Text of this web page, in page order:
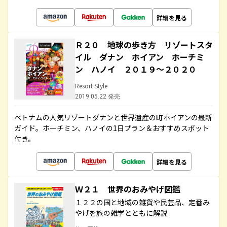
詳細を見る
Ｒ２０ 地球の歩き方 リゾートスタ
イル ダナン ホイアン ホーチミ
ン ハノイ ２０１９～２０２０
Resort Style
2019.05.22 発売
ベトナムの人気リゾートダナンと世界遺産の町ホイアンの最新
ガイド。ホーチミン、ハノイの1日プラン＆おすすめスポット
付き。
詳細を見る
Ｗ２１ 世界のおみやげ図鑑
１２２の国と地域の雑貨や民芸品、定番み
やげを旅の雑学とともに解説